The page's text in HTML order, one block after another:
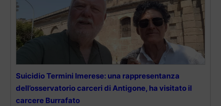
Suicidio Termini Imerese: una rappresentanza
dell’osservatorio carceri di Antigone, ha visitato il
carcere Burrafato